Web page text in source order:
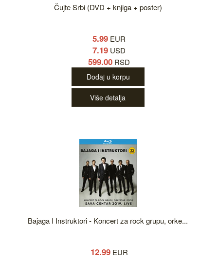
Čujte Srbi (DVD + knjiga + poster)
5.99 EUR
7.19 USD
599.00 RSD
Dodaj u korpu
Više detalja
Bajaga I Instruktori - Koncert za rock grupu, orke...
12.99EUR